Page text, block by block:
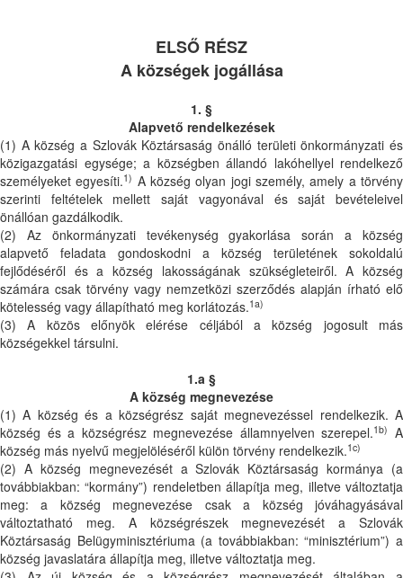
ELSŐ RÉSZ
A községek jogállása
1. §
Alapvető rendelkezések
(1) A község a Szlovák Köztársaság önálló területi önkormányzati és
közigazgatási egysége; a községben állandó lakóhellyel rendelkező
személyeket egyesíti.1) A község olyan jogi személy, amely a törvény
szerinti feltételek mellett saját vagyonával és saját bevételeivel
önállóan gazdálkodik.
(2) Az önkormányzati tevékenység gyakorlása során a község
alapvető feladata gondoskodni a község területének sokoldalú
fejlődéséről és a község lakosságának szükségleteiről. A község
számára csak törvény vagy nemzetközi szerződés alapján írható elő
kötelesség vagy állapítható meg korlátozás.1a)
(3) A közös előnyök elérése céljából a község jogosult más
községekkel társulni.
1.a §
A község megnevezése
(1) A község és a községrész saját megnevezéssel rendelkezik. A
község és a községrész megnevezése államnyelven szerepel.1b) A
község más nyelvű megjelöléséről külön törvény rendelkezik.1c)
(2) A község megnevezését a Szlovák Köztársaság kormánya (a
továbbiakban: “kormány”) rendeletben állapítja meg, illetve változtatja
meg: a község megnevezése csak a község jóváhagyásával
változtatható meg. A községrészek megnevezését a Szlovák
Köztársaság Belügyminisztériuma (a továbbiakban: “minisztérium”) a
község javaslatára állapítja meg, illetve változtatja meg.